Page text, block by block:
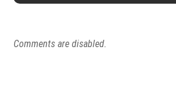
Comments are disabled.